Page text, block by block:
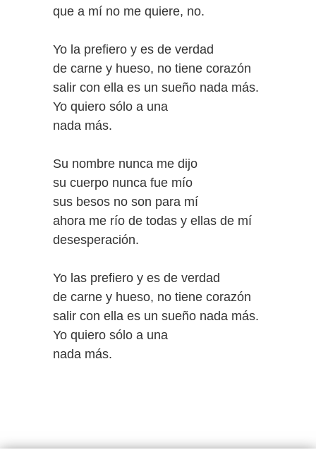
que a mí no me quiere, no.
Yo la prefiero y es de verdad
de carne y hueso, no tiene corazón
salir con ella es un sueño nada más.
Yo quiero sólo a una
nada más.
Su nombre nunca me dijo
su cuerpo nunca fue mío
sus besos no son para mí
ahora me río de todas y ellas de mí
desesperación.
Yo las prefiero y es de verdad
de carne y hueso, no tiene corazón
salir con ella es un sueño nada más.
Yo quiero sólo a una
nada más.